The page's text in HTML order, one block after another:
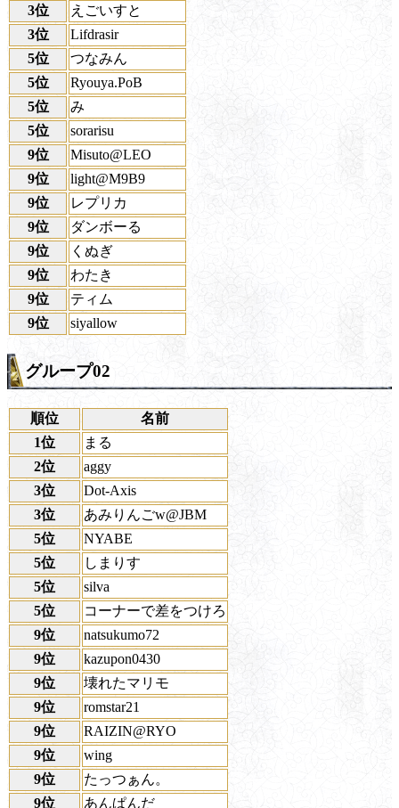
3位
えごいすと
3位
Lifdrasir
5位
つなみん
5位
Ryouya.PoB
5位
み
5位
sorarisu
9位
Misuto@LEO
9位
light@M9B9
9位
レプリカ
9位
ダンボーる
9位
くぬぎ
9位
わたき
9位
ティム
9位
siyallow
グループ02
順位
名前
1位
まる
2位
aggy
3位
Dot-Axis
3位
あみりんごw@JBM
5位
NYABE
5位
しまりす
5位
silva
5位
コーナーで差をつけろ
9位
natsukumo72
9位
kazupon0430
9位
壊れたマリモ
9位
romstar21
9位
RAIZIN@RYO
9位
wing
9位
たっつぁん。
9位
あんぱんだ